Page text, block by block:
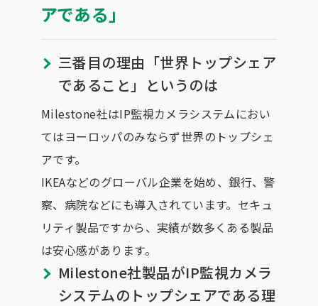
アである」
三番目の理由「世界トップシェア
であること」というのは
Milestone社はIP監視カメラシステムにおい
てはヨーロッパのみならず世界のトップシェ
アです。
IKEAなどのグローバル企業を始め、銀行、警
察、病院などにも導入されています。セキュ
リティ製品ですから、実績が数多くある製品
は安心感があります。
Milestone社製品がIP監視カメラ
システムのトップシェアである理